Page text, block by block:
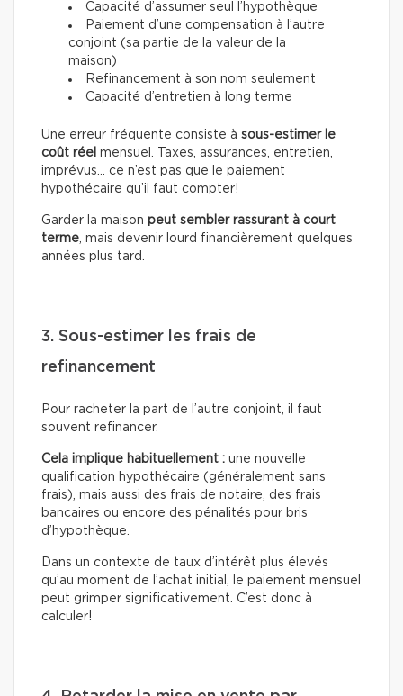
Capacité d’assumer seul l’hypothèque
Paiement d’une compensation à l’autre
conjoint (sa partie de la valeur de la
maison)
Refinancement à son nom seulement
Capacité d’entretien à long terme
Une erreur fréquente consiste à sous-estimer le
coût réel mensuel. Taxes, assurances, entretien,
imprévus… ce n’est pas que le paiement
hypothécaire qu’il faut compter!
Garder la maison peut sembler rassurant à court
terme, mais devenir lourd financièrement quelques
années plus tard.
3. Sous-estimer les frais de
refinancement
Pour racheter la part de l’autre conjoint, il faut
souvent refinancer.
Cela implique habituellement : une nouvelle
qualification hypothécaire (généralement sans
frais), mais aussi des frais de notaire, des frais
bancaires ou encore des pénalités pour bris
d’hypothèque.
Dans un contexte de taux d’intérêt plus élevés
qu’au moment de l’achat initial, le paiement mensuel
peut grimper significativement. C’est donc à
calculer!